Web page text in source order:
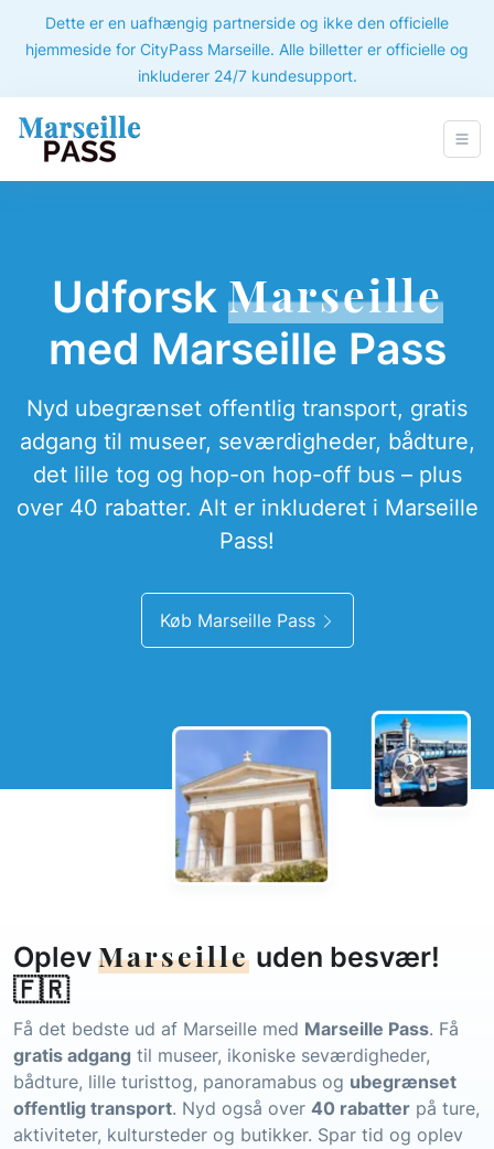
Dette er en uafhængig partnerside og ikke den officielle
hjemmeside for CityPass Marseille. Alle billetter er officielle og
inkluderer 24/7 kundesupport.
Udforsk Marseille
med Marseille Pass
Nyd ubegrænset offentlig transport, gratis
adgang til museer, seværdigheder, bådture,
det lille tog og hop-on hop-off bus – plus
over 40 rabatter. Alt er inkluderet i Marseille
Pass!
Køb Marseille Pass
Oplev Marseille uden besvær!
🇫🇷
Få det bedste ud af Marseille med Marseille Pass. Få
gratis adgang til museer, ikoniske seværdigheder,
bådture, lille turisttog, panoramabus og ubegrænset
offentlig transport. Nyd også over 40 rabatter på ture,
aktiviteter, kultursteder og butikker. Spar tid og oplev